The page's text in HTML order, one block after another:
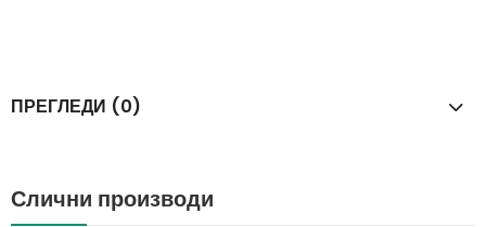
ПРЕГЛЕДИ (0)
Слични производи